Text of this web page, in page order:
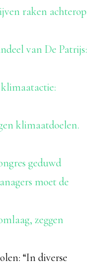
raken achterop
van De Patrijs:
klimaatactie:
klimaatdoelen.
geduwd
moet de
zeggen
“In diverse